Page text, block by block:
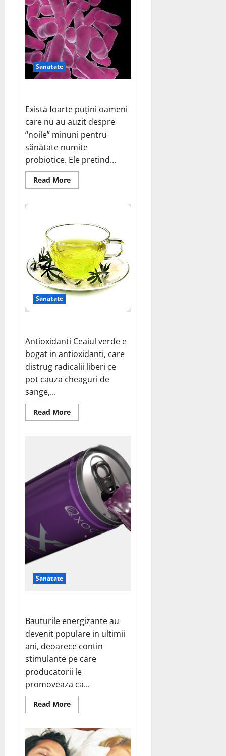
Sanatate
Există foarte puțini oameni
care nu au auzit despre
“noile” minuni pentru
sănătate numite
probiotice. Ele pretind...
Read MoreRead
more
Sanatate
Antioxidanti Ceaiul verde e
bogat in antioxidanti, care
distrug radicalii liberi ce
pot cauza cheaguri de
sange,...
Read MoreRead
more
bine
sa
bem
ceai
verde
Sanatate
Bauturile energizante au
devenit populare in ultimii
ani, deoarece contin
stimulante pe care
producatorii le
promoveaza ca...
Read MoreRead
more
si
sanatatea